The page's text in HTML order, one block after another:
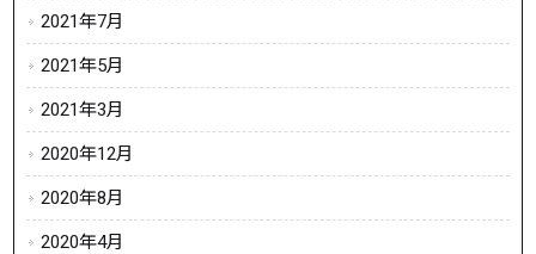
2021年7月
2021年5月
2021年3月
2020年12月
2020年8月
2020年4月